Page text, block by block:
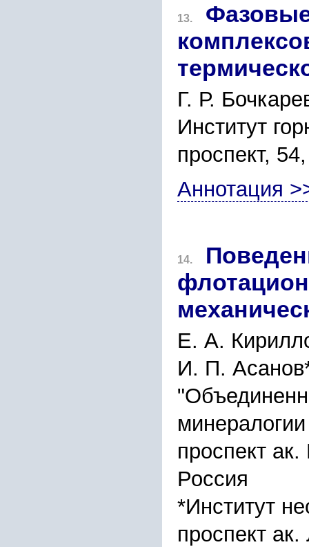
13.
Г. Р.
Институт
проспект,
Аннотация
14.
Е. А.
И. П.
проспект
Россия
*Институт
проспект